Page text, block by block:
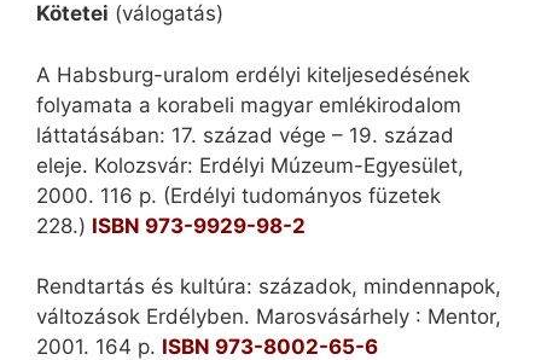
Kötetei (válogatás)
A Habsburg-uralom erdélyi kiteljesedésének
folyamata a korabeli magyar emlékirodalom
láttatásában: 17. század vége – 19. század
eleje. Kolozsvár: Erdélyi Múzeum-Egyesület,
2000. 116 p. (Erdélyi tudományos füzetek
228.) ISBN 973-9929-98-2
Rendtartás és kultúra: századok, mindennapok,
változások Erdélyben. Marosvásárhely : Mentor,
2001. 164 p. ISBN 973-8002-65-6